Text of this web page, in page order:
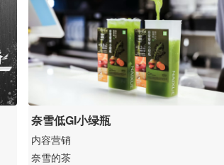
奈雪低GI小绿瓶
内容营销
奈雪的茶